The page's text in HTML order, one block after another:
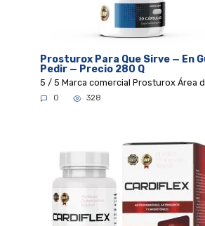
Prosturox Para Que Sirve — En
Pedir — Precio 280 Q
5 / 5 Marca comercial Prosturox Área
0 328